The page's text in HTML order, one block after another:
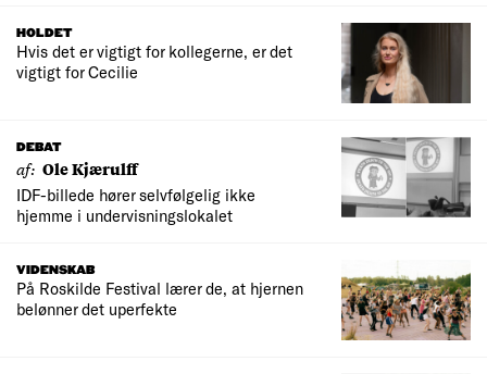
HOLDET
Hvis det er vigtigt for kollegerne, er det
vigtigt for Cecilie
DEBAT
af: Ole Kjærulff
IDF-billede hører selvfølgelig ikke
hjemme i undervisningslokalet
VIDENSKAB
På Roskilde Festival lærer de, at hjernen
belønner det uperfekte